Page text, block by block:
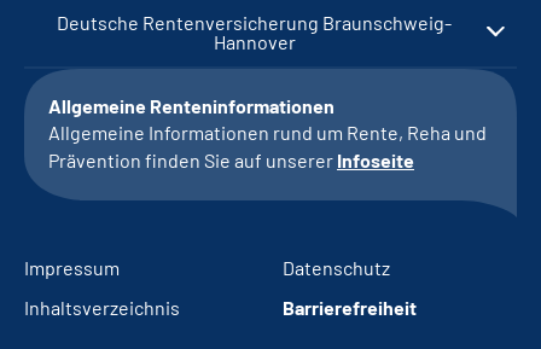
Deutsche Rentenversicherung Braunschweig-
Hannover
Allgemeine Renteninformationen
Allgemeine Informationen rund um Rente, Reha und
Prävention finden Sie auf unserer Infoseite
Impressum
Datenschutz
Inhaltsverzeichnis
Barrierefreiheit